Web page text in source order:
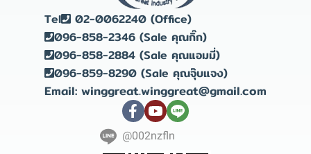
Tel
02-0062240 (Office)
096-858-2346 (Sale คุณกิ๊ก)
096-858-2884 (Sale คุณแอมมี่)
096-859-8290 (Sale คุณจุ๊บแจง)
Email: winggreat.winggreat@gmail.com
@002nzfln